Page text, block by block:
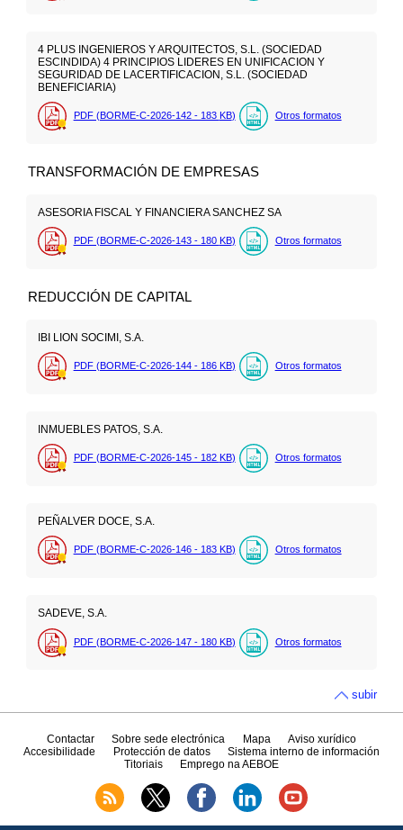
4 PLUS INGENIEROS Y ARQUITECTOS, S.L. (SOCIEDAD
ESCINDIDA) 4 PRINCIPIOS LIDERES EN UNIFICACION Y
SEGURIDAD DE LACERTIFICACION, S.L. (SOCIEDAD
BENEFICIARIA)
PDF (BORME-C-2026-142 - 183 KB) Otros formatos
TRANSFORMACIÓN DE EMPRESAS
ASESORIA FISCAL Y FINANCIERA SANCHEZ SA
PDF (BORME-C-2026-143 - 180 KB) Otros formatos
REDUCCIÓN DE CAPITAL
IBI LION SOCIMI, S.A.
PDF (BORME-C-2026-144 - 186 KB) Otros formatos
INMUEBLES PATOS, S.A.
PDF (BORME-C-2026-145 - 182 KB) Otros formatos
PEÑALVER DOCE, S.A.
PDF (BORME-C-2026-146 - 183 KB) Otros formatos
SADEVE, S.A.
PDF (BORME-C-2026-147 - 180 KB) Otros formatos
subir
Contactar Sobre sede electrónica Mapa
Aviso xurídico
Accesibilidade
Protección de datos
Sistema interno de información
Titoriais
Emprego na AEBOE